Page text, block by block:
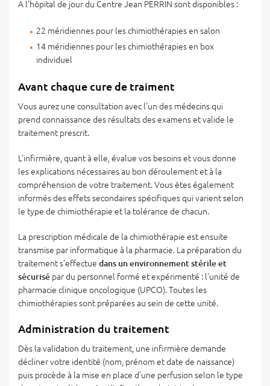
A l'hôpital de jour du Centre Jean PERRIN sont disponibles :
22 méridiennes pour les chimiothérapies en salon
14 méridiennes pour les chimiothérapies en box
individuel
Avant chaque cure de traiment
Vous aurez une consultation avec l'un des médecins qui
prend connaissance des résultats des examens et valide le
traitement prescrit.
L’infirmière, quant à elle, évalue vos besoins et vous donne
les explications nécessaires au bon déroulement et à la
compréhension de votre traitement. Vous êtes également
informés des effets secondaires spécifiques qui varient selon
le type de chimiothérapie et la tolérance de chacun.
La prescription médicale de la chimiothérapie est ensuite
transmise par informatique à la pharmacie. La préparation du
traitement s’effectue dans un environnement stérile et
sécurisé par du personnel formé et expérimenté : l'unité de
pharmacie clinique oncologique (UPCO). Toutes les
chimiothérapies sont préparées au sein de cette unité.
Administration du traitement
Dès la validation du traitement, une infirmière demande
décliner votre identité (nom, prénom et date de naissance)
puis procède à la mise en place d’une perfusion selon le type